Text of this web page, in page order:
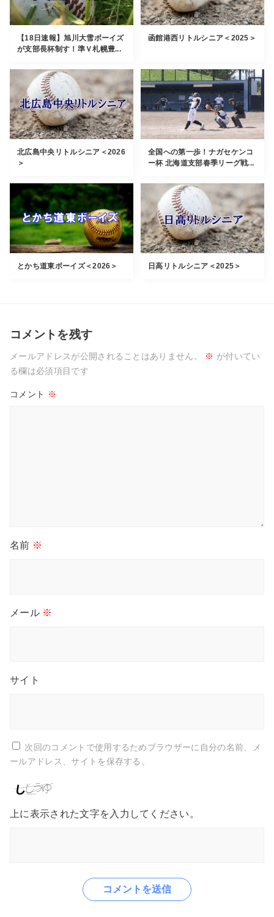
【18日速報】旭川大雪ボーイズ
が支部長杯制す！準Ｖ札幌豊...
函館港西リトルシニア＜2025＞
北広島中央リトルシニア＜2026
＞
全国への第一歩！ナガセケンコ
ー杯 北海道支部春季リーグ戦...
とかち道東ボーイズ＜2026＞ 日高リトルシニア＜2025＞
コメントを残す
メールアドレスが公開されることはありません。 ※ が付いてい
る欄は必須項目です
コメント ※
名前 ※
メール ※
サイト
次回のコメントで使用するためブラウザーに自分の名前、メ
ールアドレス、サイトを保存する。
上に表示された文字を入力してください。